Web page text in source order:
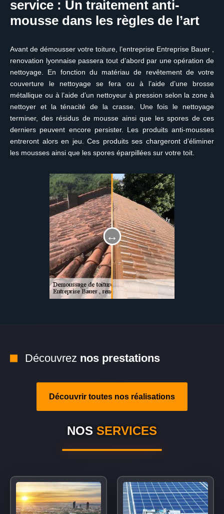
service : Un traitement anti-
mousse dans les règles de l’art
Avant de démousser votre toiture, l’entreprise Entreprise Bauer ,
renovation lyonnaise passera tout d’abord par une opération de
nettoyage. En fonction du matériau de revêtement de votre
couverture le nettoyage se fera ou à l’aide d’une brosse
métallique ou à l’aide d’un nettoyeur à pression selon la zone à
nettoyer et la ténacité de la crasse. Une fois le nettoyage
terminer, des résidus de mousse ainsi que les spores de ces
derniers peuvent encore persister. Les produits anti-mousses
entreront alors en jeu. Ces produits ses chargeront d’éliminer
les mousses ainsi que les spores éparpillées sur votre toit.
Découvrez nos prestations
Découvrir toutes nos réalisations
NOS SERVICES